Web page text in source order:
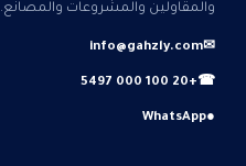
والمقاولين والمشروعات والمصانع.
✉
info@gahzly.com
☎
+20 100 000 5497
●
WhatsApp